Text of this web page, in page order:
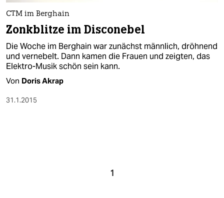
CTM im Berghain
Zonkblitze im Disconebel
Die Woche im Berghain war zunächst männlich, dröhnend
und vernebelt. Dann kamen die Frauen und zeigten, das
Elektro-Musik schön sein kann.
Von Doris Akrap
31.1.2015
1